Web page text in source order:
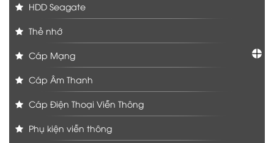
HDD Seagate
Thẻ nhớ
Cáp Mạng
Cáp Âm Thanh
Cáp Điện Thoại Viễn Thông
Phụ kiện viễn thông